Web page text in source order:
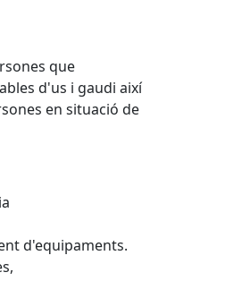
que
d'us i gaudi així
en situació de
d'equipaments.